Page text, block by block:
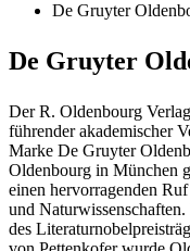
De Gruyter
De Gruyter
Der R. Oldenbourg
führender akademischer
Marke De Gruyter
Oldenbourg in München
einen hervorragenden
und
des